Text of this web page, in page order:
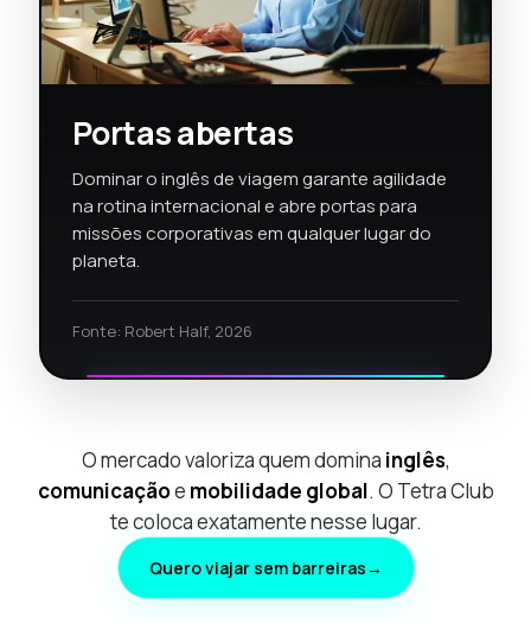
Portas abertas
Dominar o inglês de viagem garante agilidade
na rotina internacional e abre portas para
missões corporativas em qualquer lugar do
planeta.
Fonte: Robert Half, 2026
O mercado valoriza quem domina inglês,
comunicaçãoe mobilidade global. O Tetra Club
te coloca exatamente nesse lugar.
Quero viajar sem barreiras